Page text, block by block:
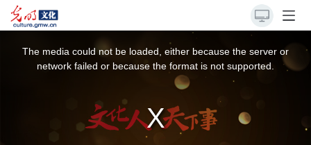
The media could not be loaded, either because the server or
network failed or because the format is not supported.